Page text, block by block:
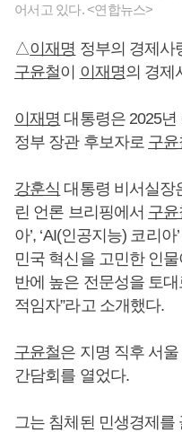
어서고 있다. <연합뉴스>
△이재명 정부의 경제사
구윤철이 이재명의 경제
이재명 대통령은 2025년
정부 장관 후보자로 구윤
강훈식 대통령 비서실장
린 언론 브리핑에서 구윤
아’, ‘AI(인공지능) 코리
민국 혁신을 고민한 인
반에 높은 전문성을 토
적임자”라고 소개했다.
구윤철은 지명 직후 서
간담회를 열었다.
그는 침체된 민생경제를